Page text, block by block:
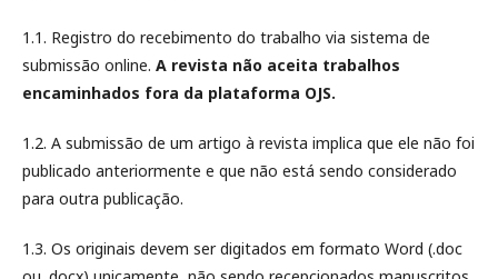
1.1. Registro do recebimento do trabalho via sistema de
submissão online. A revista não aceita trabalhos
encaminhados fora da plataforma OJS.
1.2. A submissão de um artigo à revista implica que ele não foi
publicado anteriormente e que não está sendo considerado
para outra publicação.
1.3. Os originais devem ser digitados em formato Word (.doc